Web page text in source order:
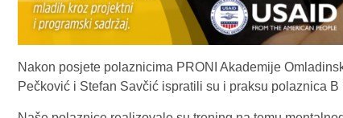
Nakon posjete polaznicima PRONI Akademije
Pečković i Stefan Savčić ispratili su i praksu polaznica